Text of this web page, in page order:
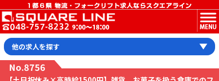
MENU
他の求人を探す
No.8756